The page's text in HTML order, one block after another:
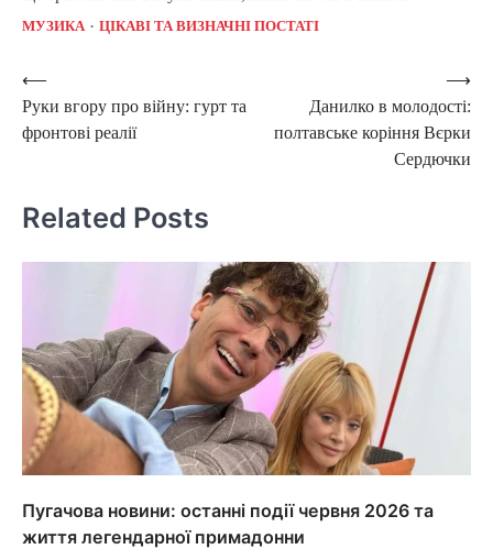
МУЗИКА ЦІКАВІ ТА ВИЗНАЧНІ ПОСТАТІ
Post
navigation
⟵
Руки вгору про війну: гурт та
фронтові реалії
Данилко в молодості:
полтавське коріння Вєрки
Сердючки
⟶
Related Posts
Пугачова новини: останні події червня 2026 та
життя легендарної примадонни